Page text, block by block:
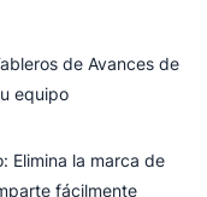
de Avances de
equipo
Elimina la marca de
fácilmente